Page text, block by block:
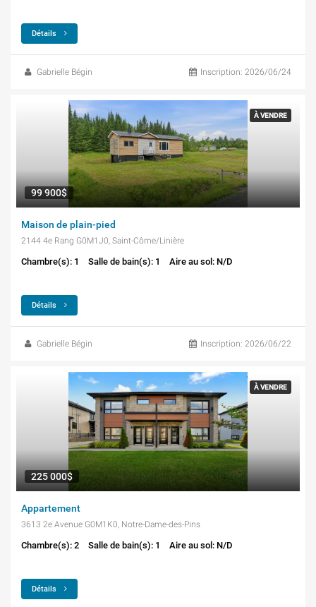
Détails
Gabrielle Bégin Inscription: 2026/06/24
À VENDRE
99 900$
Maison de plain-pied
2144 4e Rang G0M1J0, Saint-Côme/Linière
Chambre(s): 1 Salle de bain(s): 1 Aire au sol: N/D
Détails
Gabrielle Bégin Inscription: 2026/06/22
À VENDRE
225 000$
Appartement
3613 2e Avenue G0M1K0, Notre-Dame-des-Pins
Chambre(s): 2 Salle de bain(s): 1 Aire au sol: N/D
Détails